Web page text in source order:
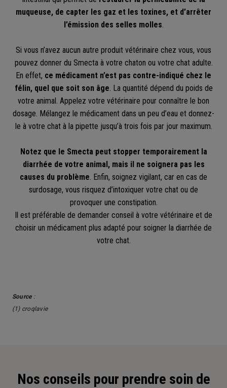
muqueuse, de capter les gaz et les toxines, et d’arrêter
l’émission des selles molles.
Si vous n’avez aucun autre produit vétérinaire chez vous, vous
pouvez donner du Smecta à votre chaton ou votre chat adulte.
En effet, ce médicament n’est pas contre-indiqué chez le
félin, quel que soit son âge. La quantité dépend du poids de
votre animal. Appelez votre vétérinaire pour connaître le bon
dosage. Mélangez le médicament dans un peu d’eau et donnez-
le à votre chat à la pipette jusqu’à trois fois par jour maximum.
Notez que le Smecta peut stopper temporairement la
diarrhée de votre animal, mais il ne soignera pas les
causes du problème. Enfin, soignez vigilant, car en cas de
surdosage, vous risquez d’intoxiquer votre chat ou de
provoquer une constipation.
Il est préférable de demander conseil à votre vétérinaire et de
choisir un médicament plus adapté pour soigner la diarrhée de
votre chat.
Source:
(1) croqlavie
Nos conseils pour prendre soin de